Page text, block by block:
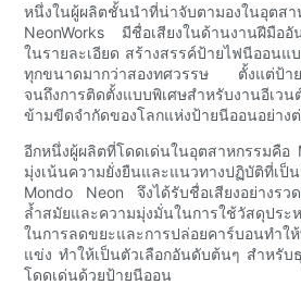
หนึ่งในผู้ผลิตชั้นนำที่น่าจับตามองในอุตส
NeonWorks มีชื่อเสียงในด้านงานฝีมืออั
ในรายละเอียด สร้างสรรค์ป้ายไฟนีออนแ
ทุกขนาดมากว่าสองทศวรรษ ตั้งแต่ป้า
จนถึงการติดตั้งแบบพิเศษสำหรับงานอีเว
ข้ามขีดจำกัดของโลกแห่งป้ายนีออนอย่างต่
อีกหนึ่งผู้ผลิตที่โดดเด่นในอุตสาหกรรมคือ
มุ่งเน้นความยั่งยืนและแนวทางปฏิบัติที่เป็
Mondo Neon จึงได้รับชื่อเสียงอย่างรว
ล้ำสมัยและความมุ่งมั่นในการใช้วัสดุปร
ในการลดขยะและการปล่อยคาร์บอนทำใ
แข่ง ทำให้เป็นตัวเลือกอันดับต้นๆ สำหรับ
โดดเด่นด้วยป้ายนีออน